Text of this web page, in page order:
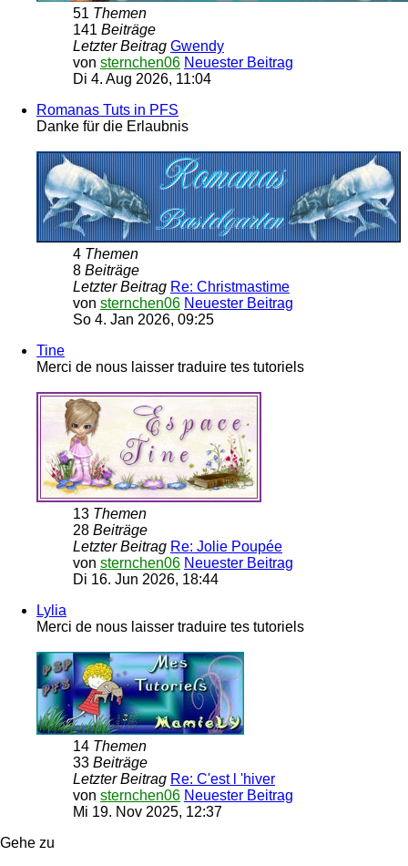
51 Themen
141 Beiträge
Letzter Beitrag Gwendy
von sternchen06 Neuester Beitrag
Di 4. Aug 2026, 11:04
Romanas Tuts in PFS
Danke für die Erlaubnis
4 Themen
8 Beiträge
Letzter Beitrag Re: Christmastime
von sternchen06 Neuester Beitrag
So 4. Jan 2026, 09:25
Tine
Merci de nous laisser traduire tes tutoriels
13 Themen
28 Beiträge
Letzter Beitrag Re: Jolie Poupée
von sternchen06 Neuester Beitrag
Di 16. Jun 2026, 18:44
Lylia
Merci de nous laisser traduire tes tutoriels
14 Themen
33 Beiträge
Letzter Beitrag Re: C'est l 'hiver
von sternchen06 Neuester Beitrag
Mi 19. Nov 2025, 12:37
Gehe zu